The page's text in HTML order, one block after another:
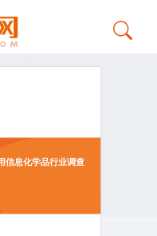
息化学品行业调查